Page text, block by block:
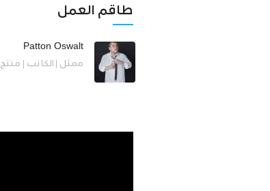
طاقم العمل
Patton Oswalt
ممثل | الكاتب | منتج